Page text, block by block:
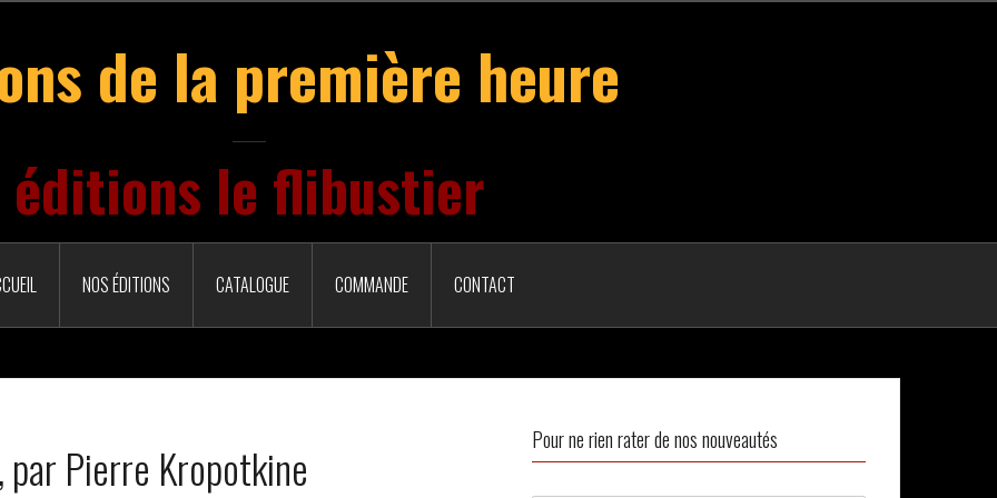
de la première heure
éditions le flibustier
NOS ÉDITIONS CATALOGUE COMMANDE CONTACT
par Pierre Kropotkine Pour ne rien rater de nos nouveautés